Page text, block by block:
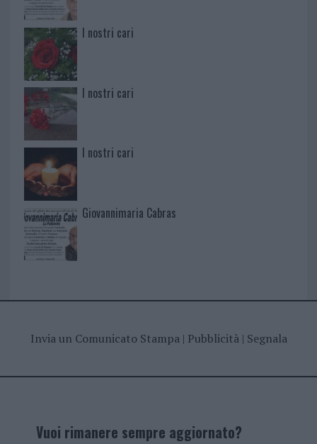
I nostri cari
I nostri cari
I nostri cari
Giovannimaria Cabras
Invia un Comunicato Stampa| Pubblicità| Segnala
Vuoi rimanere sempre aggiornato?